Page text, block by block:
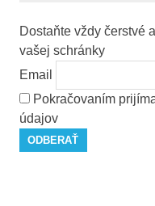
Dostaňte vždy čerstvé
vašej schránky
Email
Pokračovaním
údajov